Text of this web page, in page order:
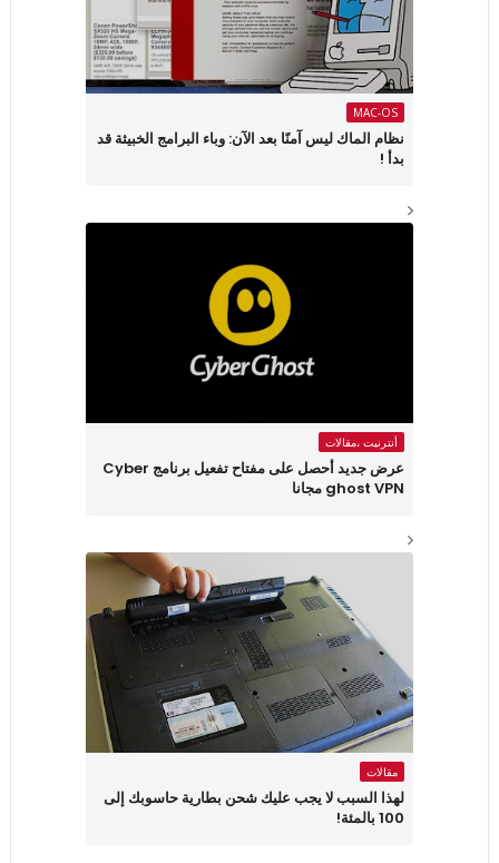
MAC-OS
نظام الماك ليس آمنًا بعد الآن: وباء البرامج الخبيثة قد
بدأ !
أنترنيت ،مقالات
عرض جديد أحصل على مفتاح تفعيل برنامج Cyber
ghost VPN مجانا
مقالات
لهذا السبب لا يجب عليك شحن بطارية حاسوبك إلى
100 بالمئة!